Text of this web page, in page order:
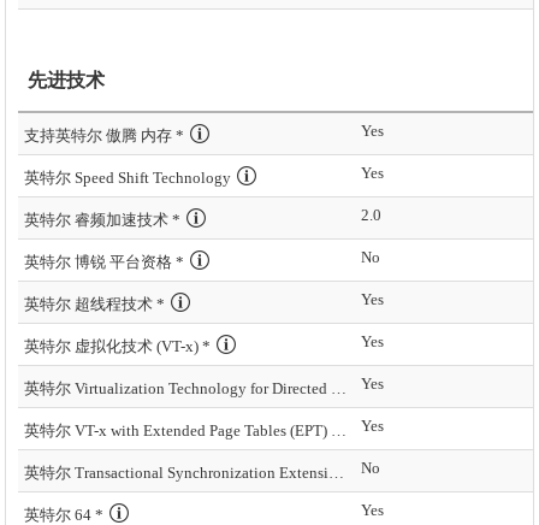
先进技术
支持英特尔 傲腾 内存 * Yes
英特尔 Speed Shift Technology Yes
英特尔 睿频加速技术 * 2.0
英特尔 博锐 平台资格 * No
英特尔 超线程技术 * Yes
英特尔 虚拟化技术 (VT-x) * Yes
英特尔 Virtualization Technology for Directed I/O (VT-d) * Yes
英特尔 VT-x with Extended Page Tables (EPT) * Yes
英特尔 Transactional Synchronization Extensions – New Instructions (英特尔 TSX-NI) No
英特尔 64 * Yes